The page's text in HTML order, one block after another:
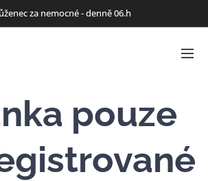
za nemocné - denně 06.h
pouze